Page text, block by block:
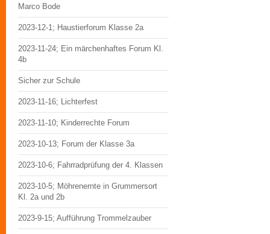
Marco Bode
2023-12-1; Haustierforum Klasse 2a
2023-11-24; Ein märchenhaftes Forum Kl.
4b
Sicher zur Schule
2023-11-16; Lichterfest
2023-11-10; Kinderrechte Forum
2023-10-13; Forum der Klasse 3a
2023-10-6; Fahrradprüfung der 4. Klassen
2023-10-5; Möhrenernte in Grummersort
Kl. 2a und 2b
2023-9-15; Aufführung Trommelzauber